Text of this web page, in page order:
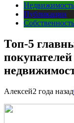
Недвижимость
Публикации
Собственность
Топ-5
Алексей2 года назад